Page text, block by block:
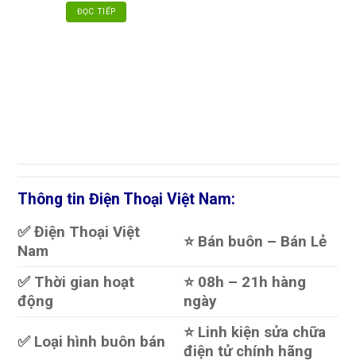
ĐỌC TIẾP
Thông tin Điện Thoại Việt Nam:
✅ Điện Thoại Việt
Nam
⭐️ Bán buôn – Bán Lẻ
✅ Thời gian hoạt
động
⭐️ 08h – 21h hàng
ngày
✅ Loại hình buôn bán
⭐️ Linh kiện sửa chữa
điện tử chính hãng